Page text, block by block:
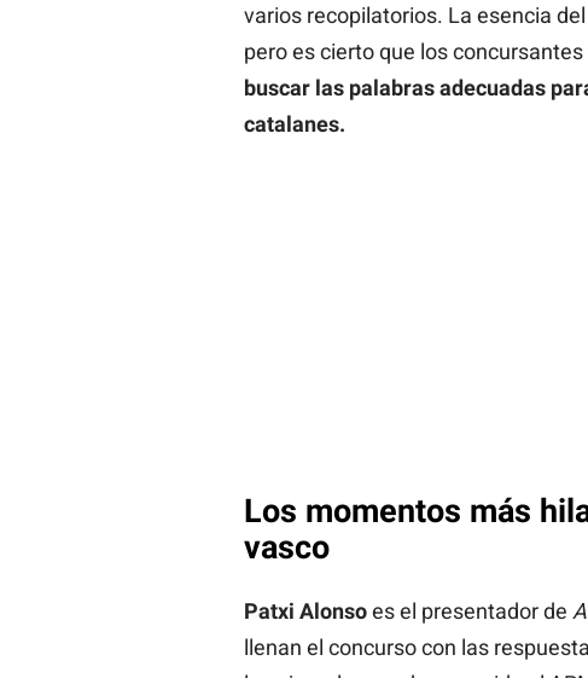
varios recopilatorios. La esencia
pero es cierto que los
buscar las palabras adecuadas
catalanes.
Los momentos más
vasco
Patxi Alonsoes el presentador de
llenan el concurso con las